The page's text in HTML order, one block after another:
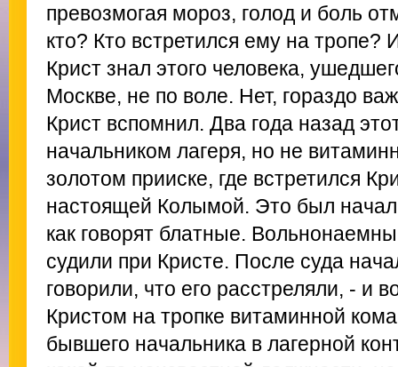
превозмогая мороз, голод и боль
кто? Кто встретился ему на тропе?
Крист знал этого человека,
Москве, не по воле. Нет, гораздо
Крист вспомнил. Два года назад
начальником лагеря, но не
золотом прииске, где встретился
настоящей Колымой. Это был
как говорят блатные.
судили при Кристе. После суда
говорили, что его расстреляли, - и
Кристом на тропке витаминной
бывшего начальника в лагерной